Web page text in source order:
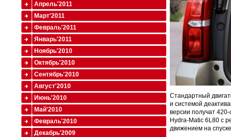
Стандартный
и системой
версии получат
Hydra-Matic 6L80 с
движением на
Апрель'2011
Март'2011
Февраль'2011
Январь'2011
Ноябрь'2010
Октябрь'2010
Сентябрь'2010
Август'2010
Июнь'2010
Май'2010
Февраль'2010
Декабрь'2009